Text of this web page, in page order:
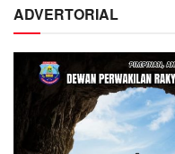
ADVERTORIAL